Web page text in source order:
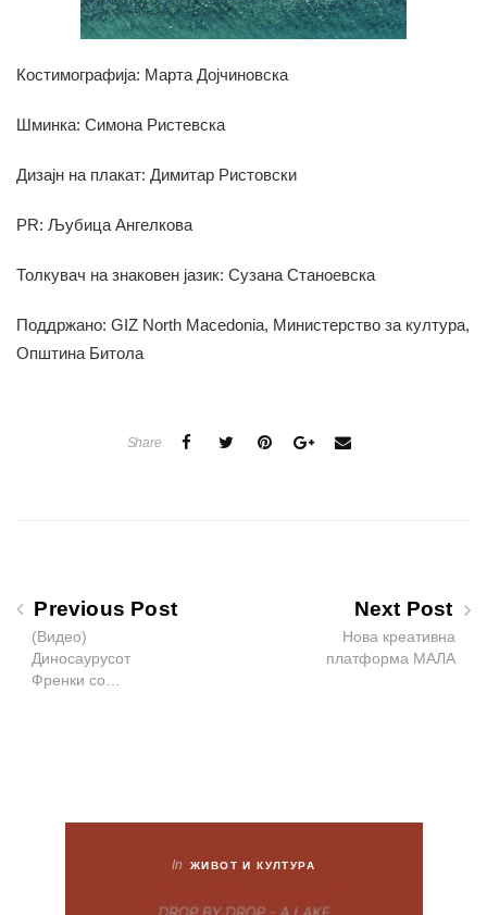
Костимографија: Марта Дојчиновска
Шминка: Симона Ристевска
Дизајн на плакат: Димитар Ристовски
PR: Љубица Ангелкова
Толкувач на знаковен јазик: Сузана Станоевска
Поддржано: GIZ North Macedonia, Министерство за култура,
Општина Битола
Share
Previous Post
(Видео)
Диносаурусот
Френки со…
Next Post
Нова креативна
платформа МАЛА
In ЖИВОТ И КУЛТУРА